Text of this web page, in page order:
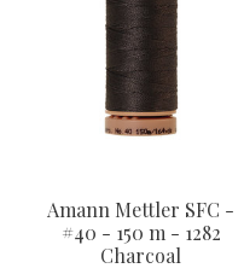
Amann Mettler SFC -
#40 - 150 m - 1282
Charcoal